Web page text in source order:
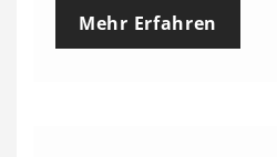
Mehr Erfahren